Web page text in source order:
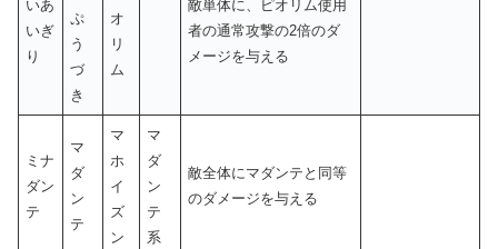
いあ
いぎ
り
ぷ
う
づ
き
オ
リ
ム
敵単体に、ピオリム使用
者の通常攻撃の2倍のダ
メージを与える
ミナ
ダン
テ
マ
ダ
ン
テ
マ
ホ
イ
ズ
ン
マ
ダ
ン
テ
系
敵全体にマダンテと同等
のダメージを与える